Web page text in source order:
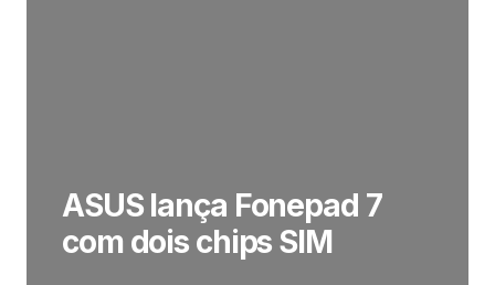
ASUS lança Fonepad 7
com dois chips SIM